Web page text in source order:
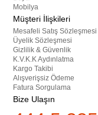
Mobilya
Müşteri İlişkileri
Mesafeli Satış Sözleşmesi
Üyelik Sözleşmesi
Gizlilik & Güvenlik
K.V.K.K Aydınlatma
Kargo Takibi
Alışverişsiz Ödeme
Fatura Sorgulama
Bize Ulaşın